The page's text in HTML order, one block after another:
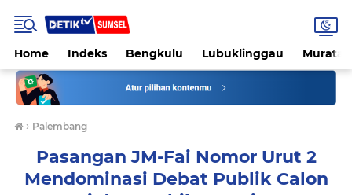
Home Indeks Bengkulu Lubuklinggau
› Palembang
Pasangan JM-Fai Nomor Urut 2
Mendominasi Debat Publik Calon